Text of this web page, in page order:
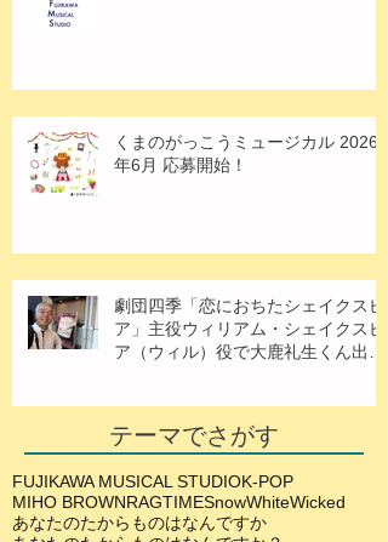
くまのがっこうミュージカル 2026
年6月 応募開始！
劇団四季「恋におちたシェイクスピ
ア」主役ウィリアム・シェイクスピ
ア（ウィル）役で大鹿礼生くん出
テーマでさがす
FUJIKAWA MUSICAL STUDIOK-POP
MIHO BROWNRAGTIMESnowWhiteWicked
あなたのたからものはなんですか